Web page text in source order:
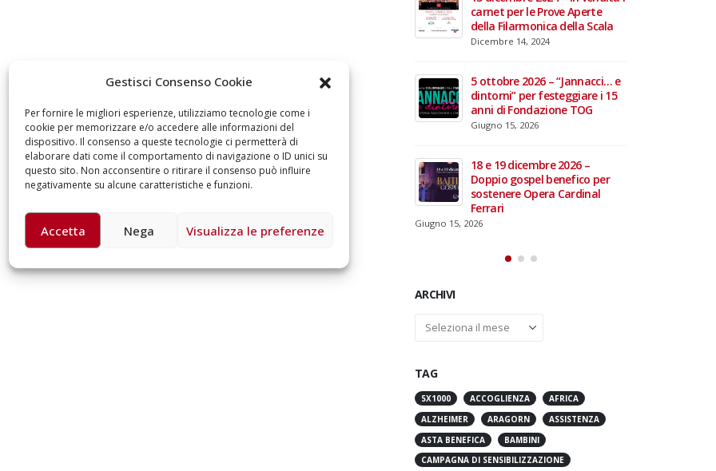
Gestisci Consenso Cookie
Per fornire le migliori esperienze, utilizziamo tecnologie come i
cookie per memorizzare e/o accedere alle informazioni del
dispositivo. Il consenso a queste tecnologie ci permetterà di
elaborare dati come il comportamento di navigazione o ID unici su
questo sito. Non acconsentire o ritirare il consenso può influire
negativamente su alcune caratteristiche e funzioni.
Accetta Nega Visualizza le preferenze
17, 2026
5 ottobre 2026 – “Jannacci… e
anni di Fondazione TOG
Giugno 15, 2026
18 e 19 dicembre 2026 –
Doppio gospel benefico per
Duomo: apertura serale
straordinaria per Fondazione
Cieli Azzurri
3 giugno 2026 – Al Teatro
Fraschini di Pavia il concerto
inaugurale di UniON –
Maggio 13, 2026
Un evento di Natale per
Aragorn
TAG
5X1000 ACCOGLIENZA
AFRICA
ALZHEIMER
ARAGORN
ASTA BENEFICA
BAMBINI